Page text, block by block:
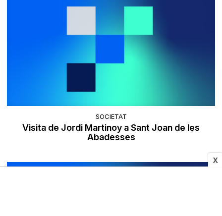
X
SOCIETAT
Visita de Jordi Martinoy a Sant Joan de les
Abadesses